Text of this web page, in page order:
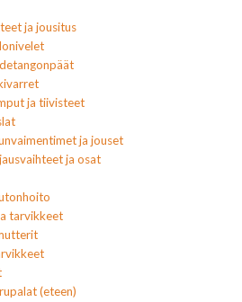
ja jousitus
ja tiivisteet
ja jouset
ja osat
tarvikkeet
(eteen)